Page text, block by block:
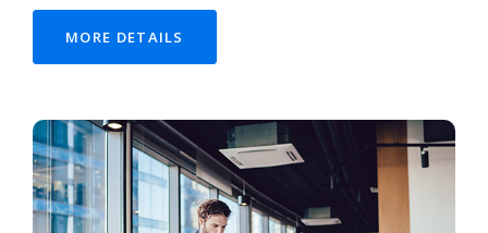
MORE DETAILS